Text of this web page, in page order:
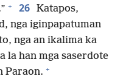
+ 26 Katapos,
nga iginpapatuman
nga an ikalima ka
la han mga saserdote
Paraon. +